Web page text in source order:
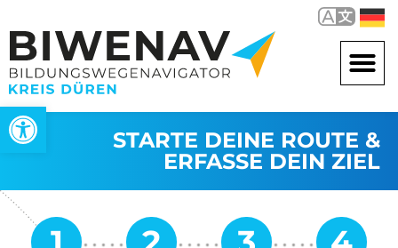
Werkzeugleiste öffnen
STARTE DEINE ROUTE &
ERFASSE DEIN ZIEL